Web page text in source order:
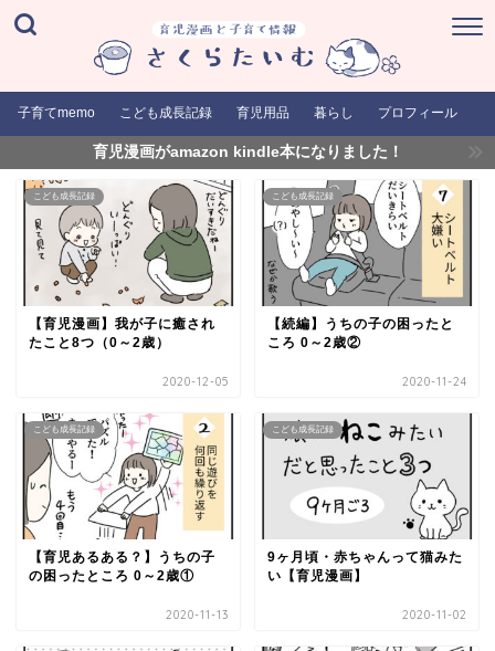
子育てmemo こども成長記録 育児用品 暮らし プロフィール
育児漫画がamazon kindle本になりました！
こども成長記録
【育児漫画】我が子に癒され
たこと8つ（0～2歳）
2020-12-05
こども成長記録
【続編】うちの子の困ったと
ころ 0～2歳②
2020-11-24
こども成長記録
【育児あるある？】うちの子
の困ったところ 0～2歳①
2020-11-13
こども成長記録
9ヶ月頃・赤ちゃんって猫みた
い【育児漫画】
2020-11-02